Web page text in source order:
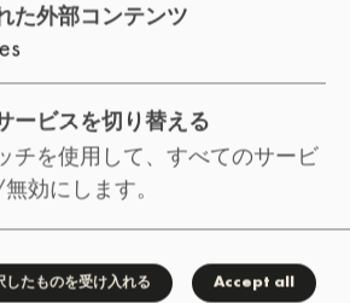
た外部コンテンツ
ービスを切り替える
チを使用して、すべてのサービ
効にします。
したものを受け入れる Accept all